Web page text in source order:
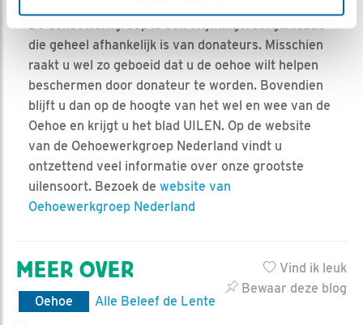
De oehoewerkgroep is een vrijwilligersorganisatie
die geheel afhankelijk is van donateurs. Misschien
raakt u wel zo geboeid dat u de oehoe wilt helpen
beschermen door donateur te worden. Bovendien
blijft u dan op de hoogte van het wel en wee van de
Oehoe en krijgt u het blad UILEN. Op de website
van de Oehoewerkgroep Nederland vindt u
ontzettend veel informatie over onze grootste
uilensoort. Bezoek de website van
Oehoewerkgroep Nederland
Vind ik leuk
Bewaar deze blog
MEER OVER
Oehoe
Alle Beleef de Lente